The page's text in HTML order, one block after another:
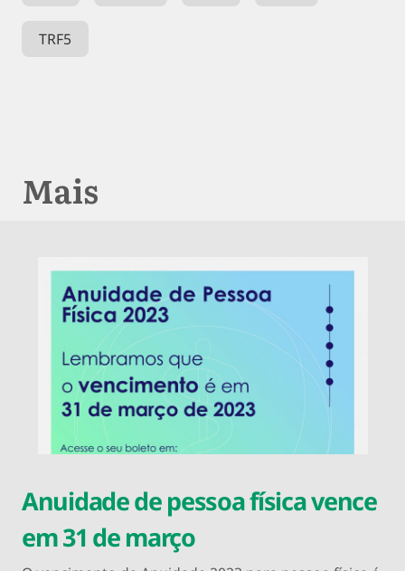
TRF5
Mais
Anuidade de pessoa física vence
em 31 de março